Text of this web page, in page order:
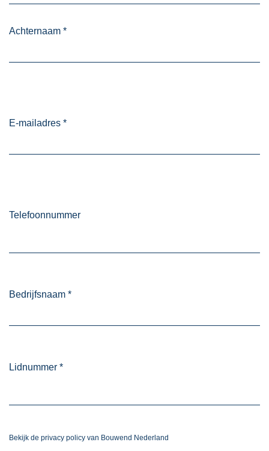
Achternaam *
E-mailadres *
Telefoonnummer
Bedrijfsnaam *
Lidnummer *
Bekijk de privacy policy van Bouwend Nederland